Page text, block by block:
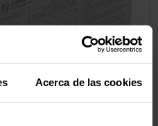
Acerca de las cookies